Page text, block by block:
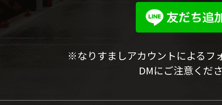
※なりすましアカウントによるフ
DMにご注意くだ